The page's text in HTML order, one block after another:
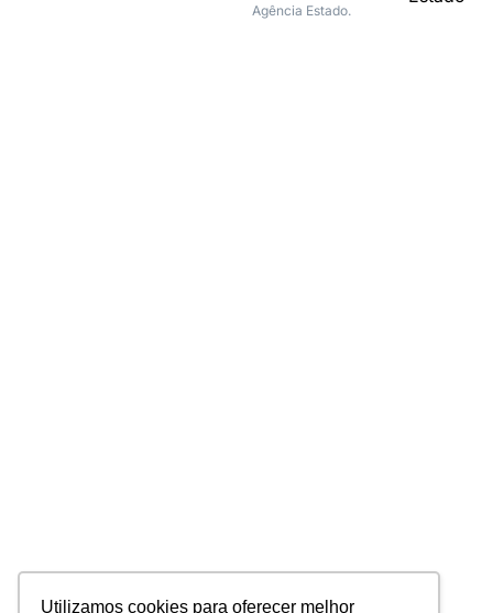
Utilizamos cookies para oferecer melhor
Agência Estado.